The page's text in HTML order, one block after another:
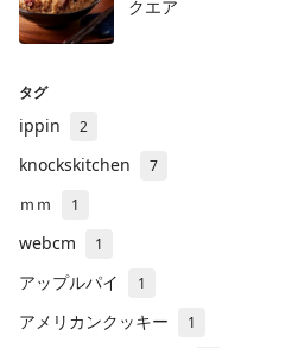
クエア
タグ
ippin 2
knockskitchen 7
ｍｍ 1
webcm 1
アップルパイ 1
アメリカンクッキー 1